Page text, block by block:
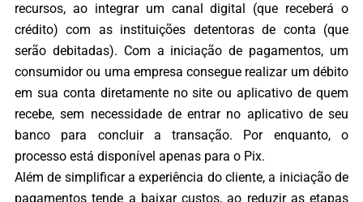
recursos, ao integrar um canal digital (que receberá o
crédito) com as instituições detentoras de conta (que
serão debitadas). Com a iniciação de pagamentos, um
consumidor ou uma empresa consegue realizar um débito
em sua conta diretamente no site ou aplicativo de quem
recebe, sem necessidade de entrar no aplicativo de seu
banco para concluir a transação. Por enquanto, o
processo está disponível apenas para o Pix.
Além de simplificar a experiência do cliente, a iniciação de
pagamentos tende a baixar custos, ao reduzir as etapas